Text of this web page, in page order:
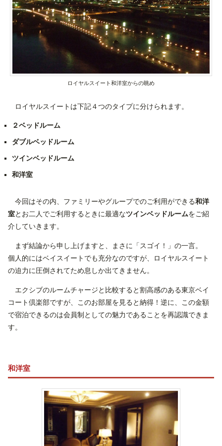
ロイヤルスイート和洋室からの眺め
ロイヤルスイートは下記４つのタイプに分けられます。
２ベッドルーム
ダブルベッドルーム
ツインベッドルーム
和洋室
今回はその内、ファミリーやグループでのご利用ができる和洋
室とお二人でご利用するときに最適なツインベッドルームをご紹
介していきます。
まず結論から申し上げますと、まさに「スゴイ！」の一言。
個人的にはベイスイートでも充分なのですが、ロイヤルスイート
の迫力に圧倒されてため息しか出てきません。
エクシブのルームチャージと比較すると割高感のある東京ベイ
コート倶楽部ですが、このお部屋を見ると納得！逆に、この金額
で宿泊できるのは会員制としての魅力であることを再認識できま
す。
和洋室